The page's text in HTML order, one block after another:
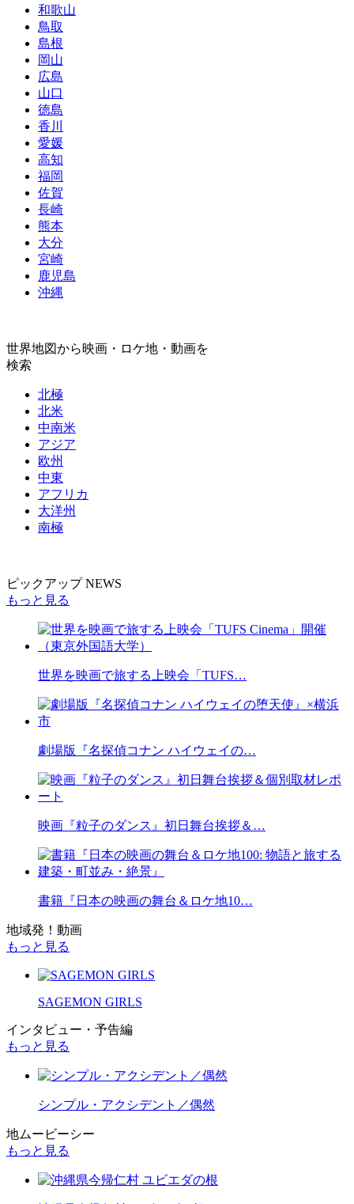
和歌山
鳥取
島根
岡山
広島
山口
徳島
香川
愛媛
高知
福岡
佐賀
長崎
熊本
大分
宮崎
鹿児島
沖縄
世界地図から映画・ロケ地・動画を
検索
北極
北米
中南米
アジア
欧州
中東
アフリカ
大洋州
南極
ピックアップ NEWS
もっと見る
世界を映画で旅する上映会「TUFS…
劇場版『名探偵コナン ハイウェイの…
映画『粒子のダンス』初日舞台挨拶＆…
書籍『日本の映画の舞台＆ロケ地10…
地域発！動画
もっと見る
SAGEMON GIRLS
インタビュー・予告編
もっと見る
シンプル・アクシデント／偶然
地ムービーシー
もっと見る